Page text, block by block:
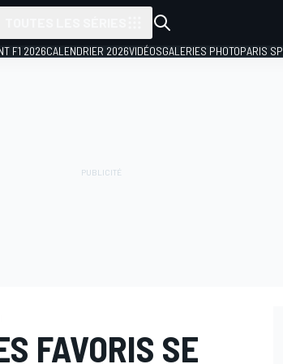
F1 2026CALENDRIER 2026VIDÉOSGALERIES PHOTOPARIS
FAVORIS SE